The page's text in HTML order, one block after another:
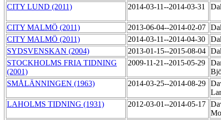
CITY LUND (2011)
2014-03-11--2014-03-31
CITY MALMÖ (2011) 2013-06-04--2014-02-07
CITY MALMÖ (2011)
2014-03-11--2014-04-30
SYDSVENSKAN (2004)
2013-01-15--2015-08-04
STOCKHOLMS FRIA TIDNING
(2001)
2009-11-21--2015-05-29
SMÅLÄNNINGEN (1963)
2014-03-25--2014-08-29
LAHOLMS TIDNING (1931)
2012-03-01--2014-05-17